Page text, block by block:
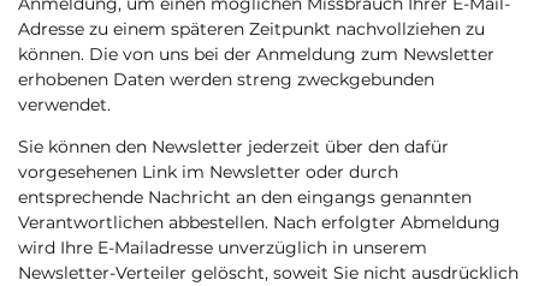
Adresse zu einem späteren Zeitpunkt nachvollziehen zu
können. Die von uns bei der Anmeldung zum Newsletter
erhobenen Daten werden streng zweckgebunden
verwendet.
Sie können den Newsletter jederzeit über den dafür
vorgesehenen Link im Newsletter oder durch
entsprechende Nachricht an den eingangs genannten
Verantwortlichen abbestellen. Nach erfolgter Abmeldung
wird Ihre E-Mailadresse unverzüglich in unserem
Newsletter-Verteiler gelöscht, soweit Sie nicht ausdrücklich